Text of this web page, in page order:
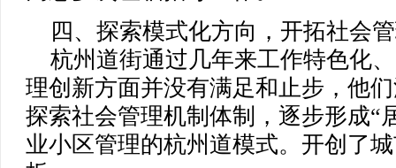
四、探索模式化方向，开拓社会
杭州道街通过几年来工作特色化
理创新方面并没有满足和止步，他
探索社会管理机制体制，逐步形成“
业小区管理的杭州道模式。开创了